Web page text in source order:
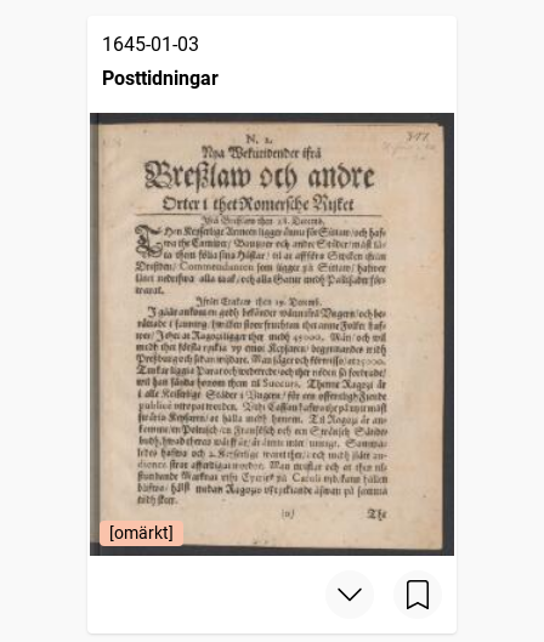
1645-01-03
Posttidningar
[omärkt]